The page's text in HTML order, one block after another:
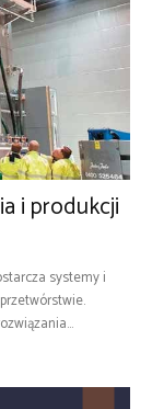
i produkcji
systemy i